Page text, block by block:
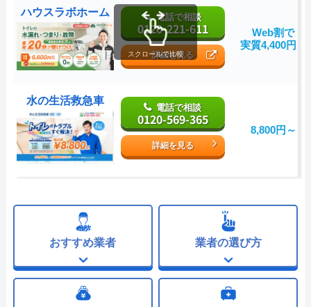
ハウスラボホーム 電話で相談
0120-221-611
詳細を見る
Web割で
実質4,400円～
水の生活救急車
電話で相談
0120-569-365
詳細を見る
8,800円～
スクロールで比較
おすすめ業者 業者の選び方